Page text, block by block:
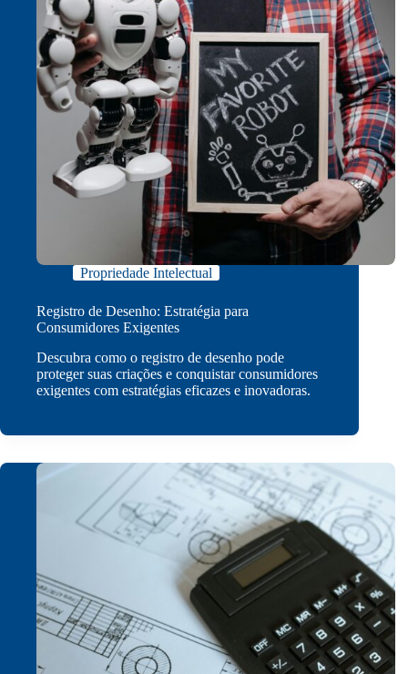
Propriedade Intelectual
Registro de Desenho: Estratégia para
Consumidores Exigentes
Descubra como o registro de desenho pode
proteger suas criações e conquistar consumidores
exigentes com estratégias eficazes e inovadoras.